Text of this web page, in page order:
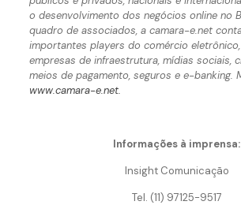
o desenvolvimento dos negócios online no
quadro de associados, a camara-e.net
importantes players do comércio
empresas de infraestrutura, mídias sociais,
meios de pagamento, seguros e e-banking.
www.camara-e.net.
Informações à imprensa:
Insight Comunicação
Tel. (11) 97125-9517